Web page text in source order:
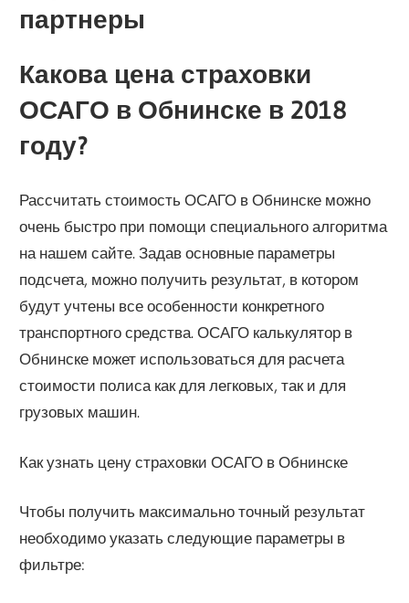
партнеры
Какова цена страховки
ОСАГО в Обнинске в 2018
году?
Рассчитать стоимость ОСАГО в Обнинске можно
очень быстро при помощи специального алгоритма
на нашем сайте. Задав основные параметры
подсчета, можно получить результат, в котором
будут учтены все особенности конкретного
транспортного средства. ОСАГО калькулятор в
Обнинске может использоваться для расчета
стоимости полиса как для легковых, так и для
грузовых машин.
Как узнать цену страховки ОСАГО в Обнинске
Чтобы получить максимально точный результат
необходимо указать следующие параметры в
фильтре: